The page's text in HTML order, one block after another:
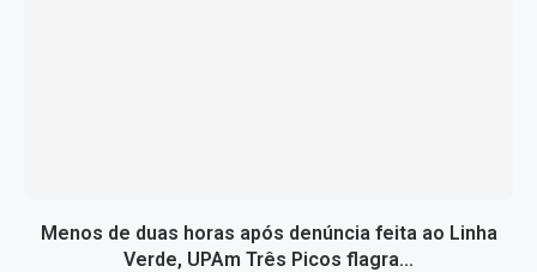
Menos de duas horas após denúncia feita ao Linha
Verde, UPAm Três Picos flagra...